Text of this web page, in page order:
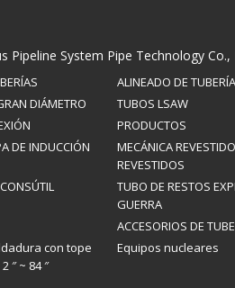
Pipeline System Pipe Technology Co.,
ALINEADO DE TUBERÍA
DIÁMETRO
TUBOS LSAW
PRODUCTOS
DE INDUCCIÓN
MECÁNICA
REVESTIDOS
TUBO DE RESTOS
GUERRA
ACCESORIOS DE
con tope
″ ~ 84 ″
Equipos nucleares